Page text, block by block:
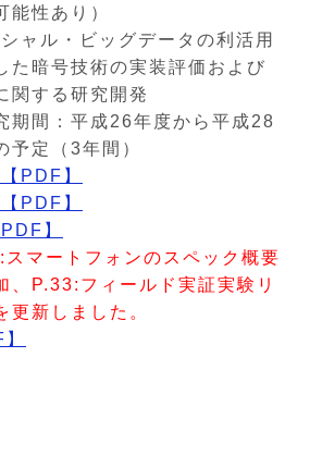
能性あり）
ャル・ビッグデータの利活用
た暗号技術の実装評価および
関する研究開発
期間：平成26年度から平成28
予定（3年間）
PDF】
PDF】
】
マートフォンのスペック概要
、P.33:フィールド実証実験リ
更新しました。